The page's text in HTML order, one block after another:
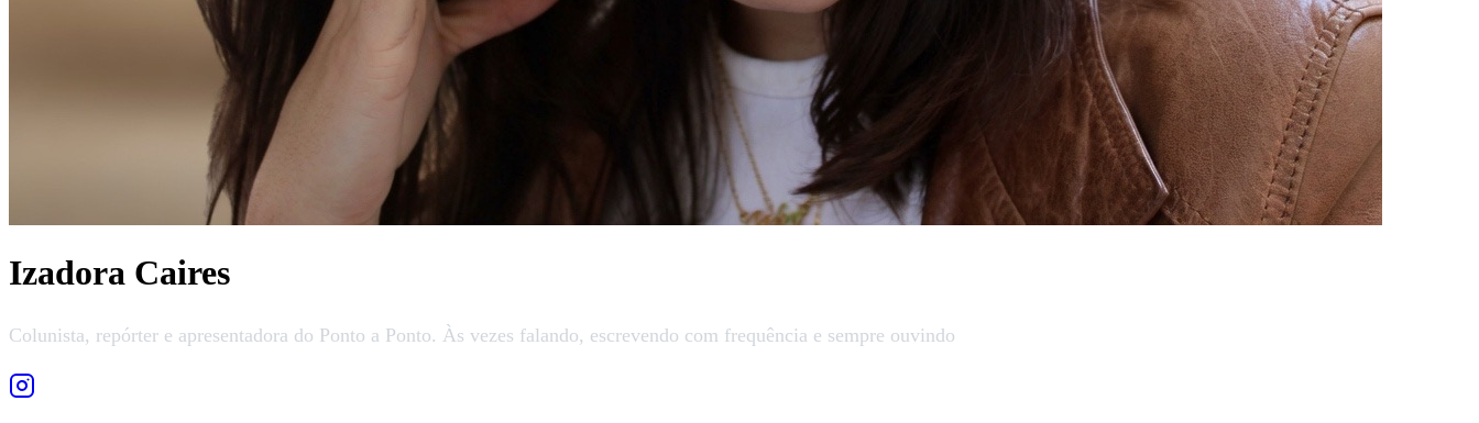
Izadora Caires
Colunista, repórter e apresentadora do Ponto a Ponto. Às vezes falando, escrevendo com frequência e sempre ouvindo